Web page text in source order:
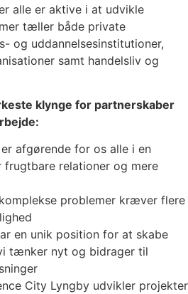
alle er aktive i at udvikle
tæller både private
og uddannelsesinstitutioner,
samt handelsliv og
klynge for partnerskaber
afgørende for os alle i en
relationer og mere
problemer kræver flere
en unik position for at skabe
tænker nyt og bidrager til
City Lyngby udvikler projekter